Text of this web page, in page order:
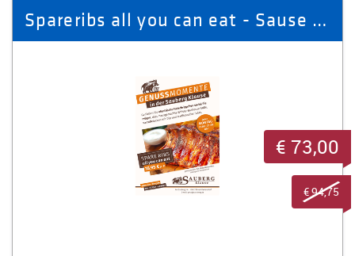
Spareribs all you can eat - Sause in der Sauberg Klause für 5 Personen
€ 73,00
€ 94,75